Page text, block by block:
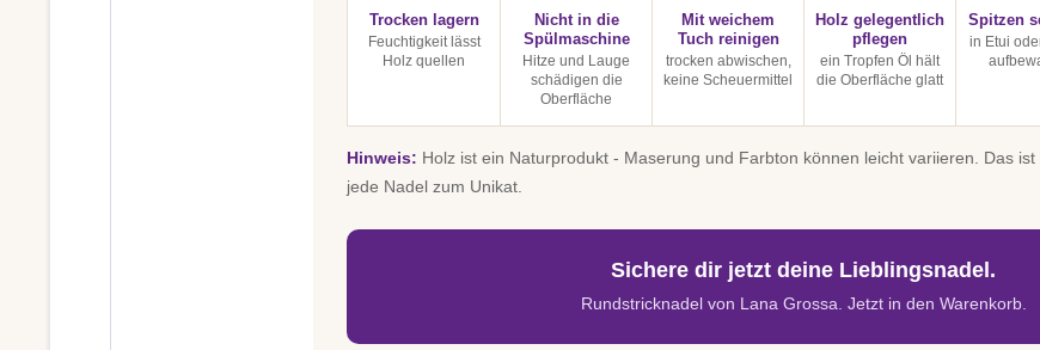
Trocken lagern
Feuchtigkeit lässt
Holz quellen
Nicht in die
Spülmaschine
Hitze und Lauge
schädigen die
Oberfläche
Mit weichem
Tuch reinigen
trocken abwischen,
keine Scheuermittel
Holz gelegentlich
pflegen
ein Tropfen Öl hält
die Oberfläche glatt
Spitzen
in Etui
Hinweis: Holz ist ein Naturprodukt - Maserung und Farbton können leicht variieren. Das
jede Nadel zum Unikat.
Sichere dir jetzt deine Lieblingsnadel.
Rundstricknadel von Lana Grossa. Jetzt in den Warenkorb.